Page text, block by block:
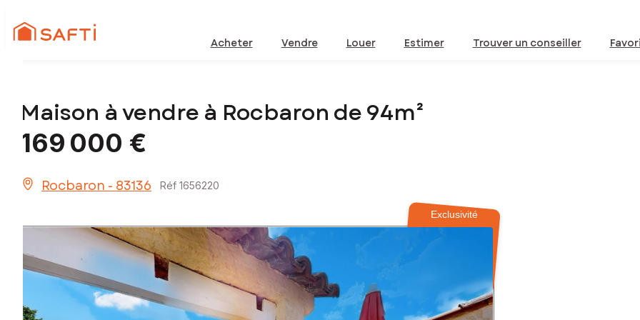
Acheter Vendre Louer Estimer Trouver un conseiller
Maison à vendre à Rocbaron de 94m²
169 000 €
Rocbaron - 83136 Réf 1656220
Exclusivité